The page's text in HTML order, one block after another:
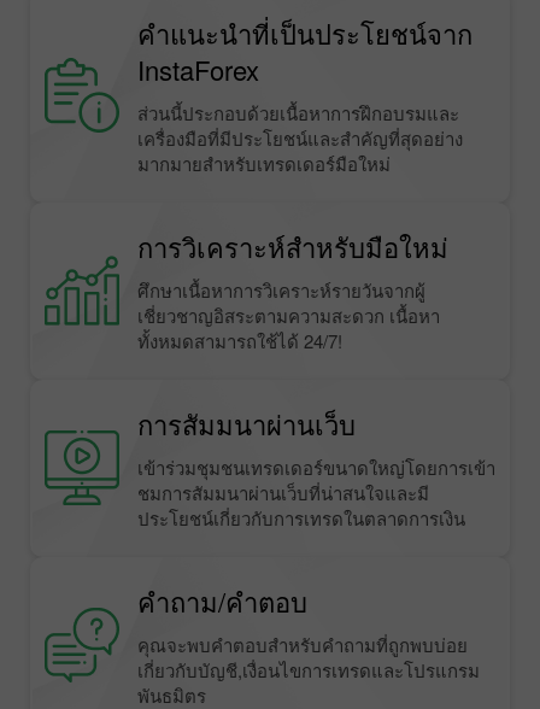
คำแนะนำที่เป็นประโยชน์จาก
InstaForex
ส่วนนี้ประกอบด้วยเนื้อหาการฝึกอบรมและ
เครื่องมือที่มีประโยชน์และสำคัญที่สุดอย่าง
มากมายสำหรับเทรดเดอร์มือใหม่
การวิเคราะห์สำหรับมือใหม่
ศึกษาเนื้อหาการวิเคราะห์รายวันจากผู้
เชี่ยวชาญอิสระตามความสะดวก เนื้อหา
ทั้งหมดสามารถใช้ได้ 24/7!
การสัมมนาผ่านเว็บ
เข้าร่วมชุมชนเทรดเดอร์ขนาดใหญ่โดยการเข้า
ชมการสัมมนาผ่านเว็บที่น่าสนใจและมี
ประโยชน์เกี่ยวกับการเทรดในตลาดการเงิน
คำถาม/คำตอบ
คุณจะพบคำตอบสำหรับคำถามที่ถูกพบบ่อย
เกี่ยวกับบัญชี,เงื่อนไขการเทรดและโปรแกรม
พันธมิตร